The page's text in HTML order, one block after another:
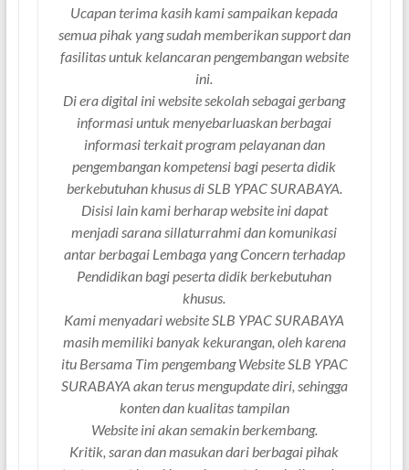
Ucapan terima kasih kami sampaikan kepada
semua pihak yang sudah memberikan support dan
fasilitas untuk kelancaran pengembangan website
ini.
Di era digital ini website sekolah sebagai gerbang
informasi untuk menyebarluaskan berbagai
informasi terkait program pelayanan dan
pengembangan kompetensi bagi peserta didik
berkebutuhan khusus di SLB YPAC SURABAYA.
Disisi lain kami berharap website ini dapat
menjadi sarana sillaturrahmi dan komunikasi
antar berbagai Lembaga yang Concern terhadap
Pendidikan bagi peserta didik berkebutuhan
khusus.
Kami menyadari website SLB YPAC SURABAYA
masih memiliki banyak kekurangan, oleh karena
itu Bersama Tim pengembang Website SLB YPAC
SURABAYA akan terus mengupdate diri, sehingga
konten dan kualitas tampilan
Website ini akan semakin berkembang.
Kritik, saran dan masukan dari berbagai pihak